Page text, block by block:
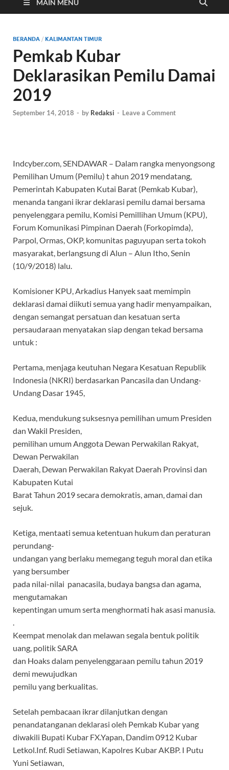
Cyber
MAIN MENU
BERANDA / KALIMANTAN TIMUR
Pemkab Kubar
Deklarasikan Pemilu Damai
2019
September 14, 2018 - by Redaksi - Leave a Comment
Indcyber.com, SENDAWAR – Dalam rangka menyongsong
Pemilihan Umum (Pemilu) t ahun 2019 mendatang,
Pemerintah Kabupaten Kutai Barat (Pemkab Kubar),
menanda tangani ikrar deklarasi pemilu damai bersama
penyelenggara pemilu, Komisi Pemillihan Umum (KPU),
Forum Komunikasi Pimpinan Daerah (Forkopimda),
Parpol, Ormas, OKP, komunitas paguyupan serta tokoh
masyarakat, berlangsung di Alun – Alun Itho, Senin
(10/9/2018) lalu.
Komisioner KPU, Arkadius Hanyek saat memimpin
deklarasi damai diikuti semua yang hadir menyampaikan,
dengan semangat persatuan dan kesatuan serta
persaudaraan menyatakan siap dengan tekad bersama
untuk :
Pertama, menjaga keutuhan Negara Kesatuan Republik
Indonesia (NKRI) berdasarkan Pancasila dan Undang-
Undang Dasar 1945,
Kedua, mendukung suksesnya pemilihan umum Presiden
dan Wakil Presiden,
pemilihan umum Anggota Dewan Perwakilan Rakyat,
Dewan Perwakilan
Daerah, Dewan Perwakilan Rakyat Daerah Provinsi dan
Kabupaten Kutai
Barat Tahun 2019 secara demokratis, aman, damai dan
sejuk.
Ketiga, mentaati semua ketentuan hukum dan peraturan
perundang-
undangan yang berlaku memegang teguh moral dan etika
yang bersumber
pada nilai-nilai panacasila, budaya bangsa dan agama,
mengutamakan
kepentingan umum serta menghormati hak asasi manusia.
.
Keempat menolak dan melawan segala bentuk politik
uang, politik SARA
dan Hoaks dalam penyelenggaraan pemilu tahun 2019
demi mewujudkan
pemilu yang berkualitas.
Setelah pembacaan ikrar dilanjutkan dengan
penandatanganan deklarasi oleh Pemkab Kubar yang
diwakili Bupati Kubar FX.Yapan, Dandim 0912 Kubar
Letkol.Inf. Rudi Setiawan, Kapolres Kubar AKBP. I Putu
Yuni Setiawan,